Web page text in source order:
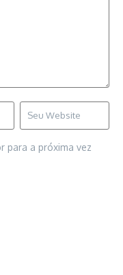
para a próxima vez